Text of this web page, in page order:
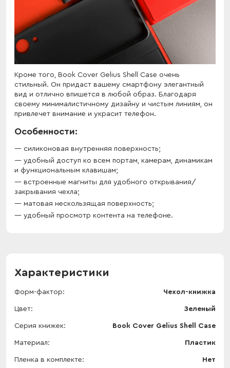
Кроме того, Book Cover Gelius Shell Case очень
стильный. Он придаст вашему смартфону элегантный
вид и отлично впишется в любой образ. Благодаря
своему минималистичному дизайну и чистым линиям, он
привлечет внимание и украсит телефон.
Особенности:
силиконовая внутренняя поверхность;
удобный доступ ко всем портам, камерам, динамикам
и функциональным клавишам;
встроенные магниты для удобного открывания/
закрывания чехла;
матовая нескользящая поверхность;
удобный просмотр контента на телефоне.
Характеристики
Форм-фактор Чехол-книжка
Цвет Зеленый
Серия книжек Book Cover Gelius Shell Case
Материал Пластик
Пленка в комплекте Нет